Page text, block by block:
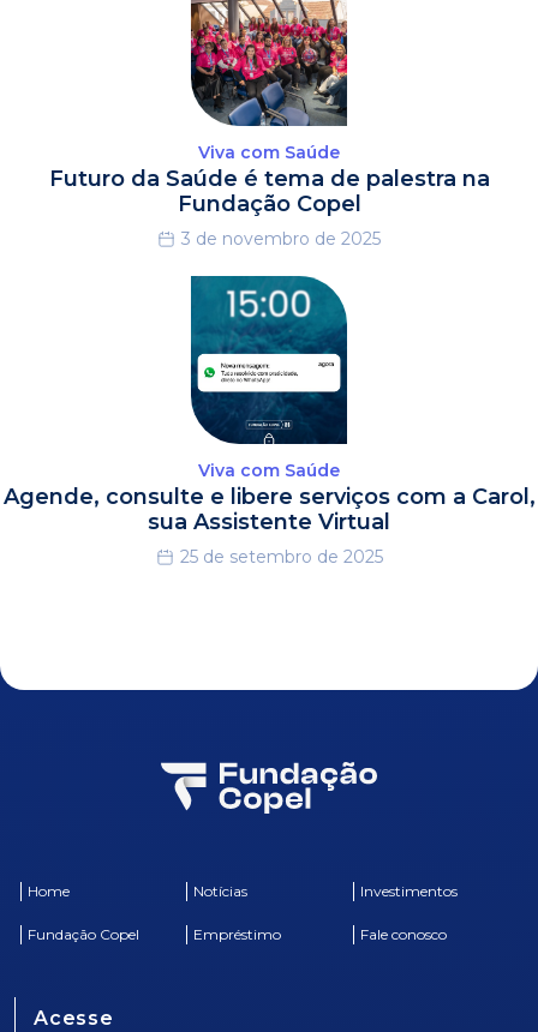
Viva com Saúde
Futuro da Saúde é tema de palestra na
Fundação Copel
3 de novembro de 2025
Viva com Saúde
Agende, consulte e libere serviços com a Carol,
sua Assistente Virtual
25 de setembro de 2025
Home Notícias Investimentos
Fundação Copel Empréstimo Fale conosco
Acesse